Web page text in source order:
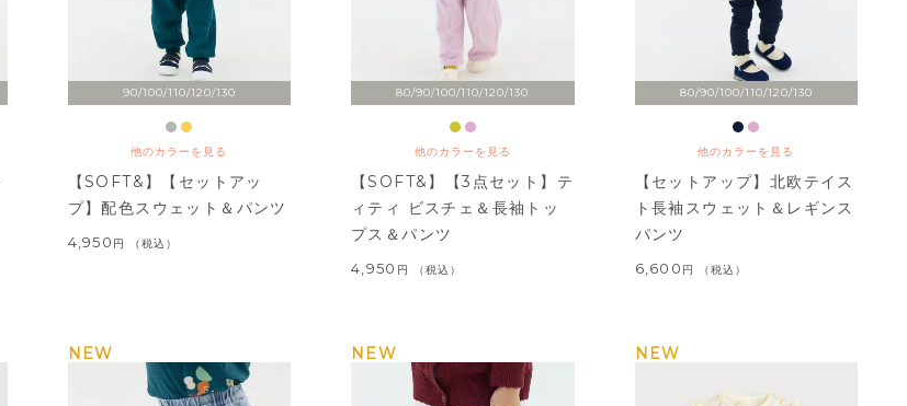
90/100/110/120/130
他のカラーを見る
【SOFT&】【セットアッ
プ】配色スウェット＆パンツ
4,950 税込
80/90/100/110/120/130
他のカラーを見る
【SOFT&】【3点セット】テ
ィティ ビスチェ＆長袖トッ
プス＆パンツ
4,950 税込
80/90/100/110/120/130
他のカラーを見る
【セットアップ】北欧テイス
ト長袖スウェット＆レギンス
パンツ
6,600 税込
NEW NEW NEW